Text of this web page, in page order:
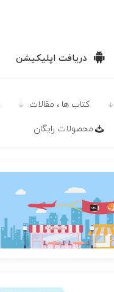
دریافت اپلیکیشن
كتاب ها ، مقالات
محصولات رايگان